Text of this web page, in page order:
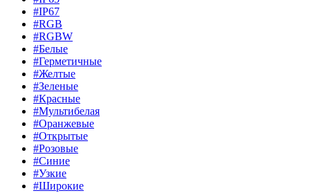
#IP67
#RGB
#RGBW
#Белые
#Герметичные
#Желтые
#Зеленые
#Красные
#Мультибелая
#Оранжевые
#Открытые
#Розовые
#Синие
#Узкие
#Широкие